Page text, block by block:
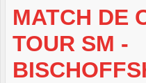
MATCH DE
TOUR SM -